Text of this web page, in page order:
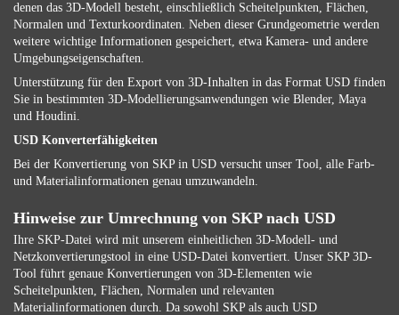
denen das 3D-Modell besteht, einschließlich Scheitelpunkten, Flächen,
Normalen und Texturkoordinaten. Neben dieser Grundgeometrie werden
weitere wichtige Informationen gespeichert, etwa Kamera- und andere
Umgebungseigenschaften.
Unterstützung für den Export von 3D-Inhalten in das Format USD finden
Sie in bestimmten 3D-Modellierungsanwendungen wie Blender, Maya
und Houdini.
USD Konverterfähigkeiten
Bei der Konvertierung von SKP in USD versucht unser Tool, alle Farb-
und Materialinformationen genau umzuwandeln.
Hinweise zur Umrechnung von SKP nach USD
Ihre SKP-Datei wird mit unserem einheitlichen 3D-Modell- und
Netzkonvertierungstool in eine USD-Datei konvertiert. Unser SKP 3D-
Tool führt genaue Konvertierungen von 3D-Elementen wie
Scheitelpunkten, Flächen, Normalen und relevanten
Materialinformationen durch. Da sowohl SKP als auch USD